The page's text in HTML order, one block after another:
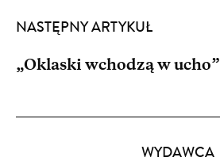
NASTĘPNY ARTYKUŁ
„Oklaski wchodzą w ucho”
WYDAWCA